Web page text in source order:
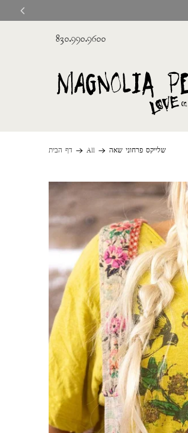
830.990.9600
דף הבית All שלייקס פרחוני שאה